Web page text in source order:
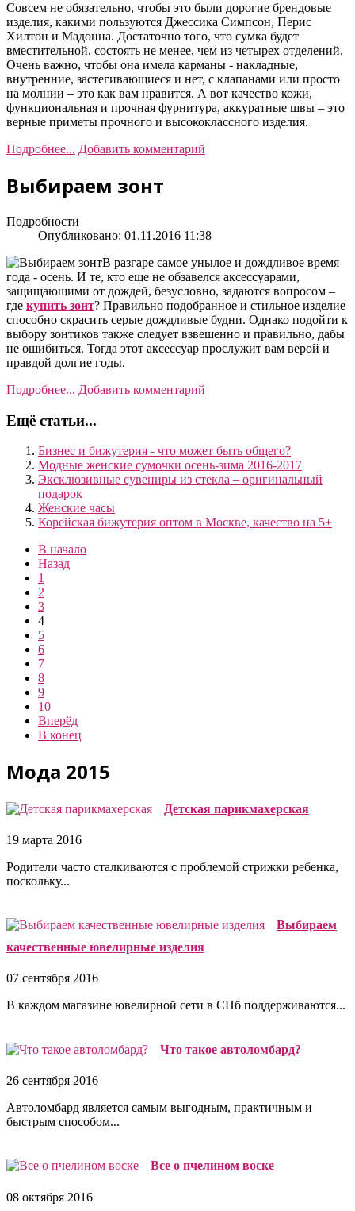
Совсем не обязательно, чтобы это были дорогие брендовые
изделия, какими пользуются Джессика Симпсон, Перис
Хилтон и Мадонна. Достаточно того, что сумка будет
вместительной, состоять не менее, чем из четырех отделений.
Очень важно, чтобы она имела карманы - накладные,
внутренние, застегивающиеся и нет, с клапанами или просто
на молнии – это как вам нравится. А вот качество кожи,
функциональная и прочная фурнитура, аккуратные швы – это
верные приметы прочного и высококлассного изделия.
Подробнее... Добавить комментарий
Выбираем зонт
Подробности
Опубликовано: 01.11.2016 11:38
В разгаре самое унылое и дождливое время
года - осень. И те, кто еще не обзавелся аксессуарами,
защищающими от дождей, безусловно, задаются вопросом –
где купить зонт? Правильно подобранное и стильное изделие
способно скрасить серые дождливые будни. Однако подойти к
выбору зонтиков также следует взвешенно и правильно, дабы
не ошибиться. Тогда этот аксессуар прослужит вам верой и
правдой долгие годы.
Подробнее... Добавить комментарий
Ещё статьи...
Бизнес и бижутерия - что может быть общего?
Модные женские сумочки осень-зима 2016-2017
Эксклюзивные сувениры из стекла – оригинальный
подарок
Женские часы
Корейская бижутерия оптом в Москве, качество на 5+
В начало
Назад
1
2
3
4
5
6
7
8
9
10
Вперёд
В конец
Мода 2015
Детская парикмахерская
19 марта 2016
Родители часто сталкиваются с проблемой стрижки ребенка,
поскольку...
Выбираем
качественные ювелирные изделия
07 сентября 2016
В каждом магазине ювелирной сети в СПб поддерживаются...
Что такое автоломбард?
26 сентября 2016
Автоломбард является самым выгодным, практичным и
быстрым способом...
Все о пчелином воске
08 октября 2016